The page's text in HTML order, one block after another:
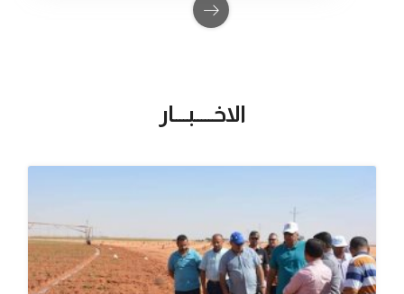
الاخـــــبــــار